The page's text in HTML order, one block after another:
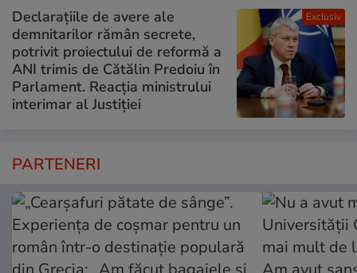
Exclusiv
Declarațiile de avere ale
demnitarilor rămân secrete,
potrivit proiectului de reformă a
ANI trimis de Cătălin Predoiu în
Parlament. Reacția ministrului
interimar al Justiției
PARTENERI